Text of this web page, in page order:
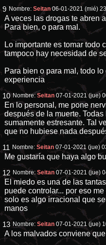
9 Nombre:Seitan 06-01-2021 (mié)
A veces las drogas te abren
Para bien, o para mal.
Lo importante es tomar todo
tampoco hay necesidad de
Para bien o para mal, todo
experiencia
10 Nombre:Seitan 07-01-2021 (jue)
En lo personal, me pone
después de la muerte.
sumamente estresante. Tal
que no hubiese nada
11 Nombre:Seitan 07-01-2021 (jue)
Me gustaría que haya algo
12 Nombre:Seitan 07-01-2021 (jue)
El miedo es una de las
puede controlar... por eso
solo es algo irracional que
manos
13 Nombre:Seitan 07-01-2021 (jue)
A los malvados conviene